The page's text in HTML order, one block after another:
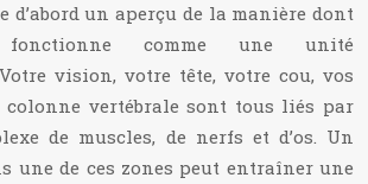
d’abord un aperçu de la manière dont
comme une unité
vision, votre tête, votre cou, vos
colonne vertébrale sont tous liés par
de muscles, de nerfs et d’os. Un
une de ces zones peut entraîner une